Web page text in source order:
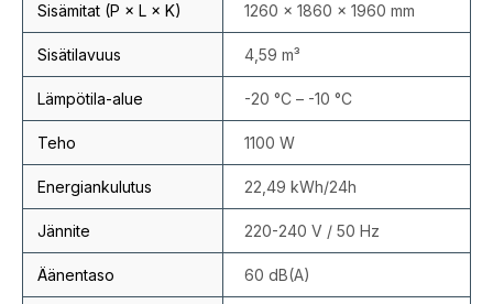
Sisämitat (P × L × K) 1260 × 1860 × 1960 mm
Sisätilavuus 4,59 m³
Lämpötila-alue -20 °C – -10 °C
Teho 1100 W
Energiankulutus 22,49 kWh/24h
Jännite 220-240 V / 50 Hz
Äänentaso 60 dB(A)